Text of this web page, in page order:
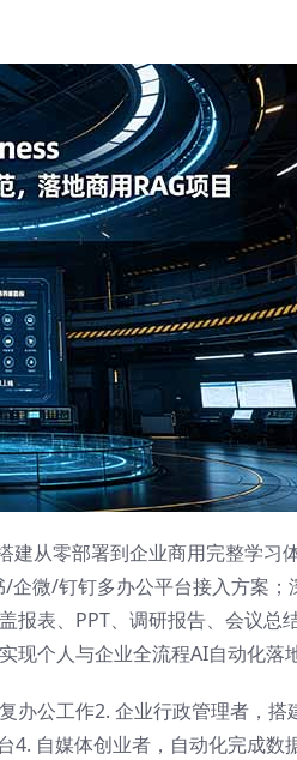
从零部署到企业商用完整学习
微/钉钉多办公平台接入方案；
报表、PPT、调研报告、会议总
个人与企业全流程AI自动化落地
办公工作2. 企业行政管理者，搭
自媒体创业者，自动化完成数